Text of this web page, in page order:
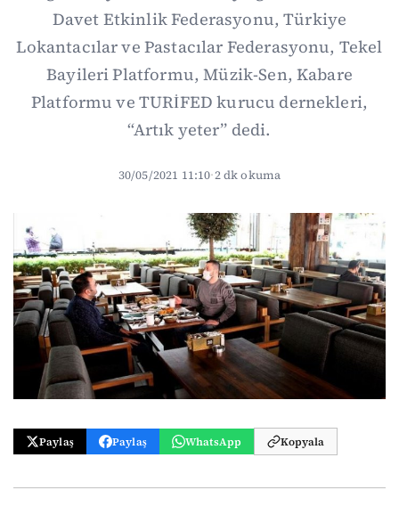
Davet Etkinlik Federasyonu, Türkiye
Lokantacılar ve Pastacılar Federasyonu, Tekel
Bayileri Platformu, Müzik-Sen, Kabare
Platformu ve TURİFED kurucu dernekleri,
“Artık yeter” dedi.
30/05/2021 11:10·2 dk okuma
Paylaş Paylaş WhatsApp Kopyala